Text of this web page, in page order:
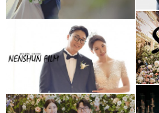
청주 더빈웨딩컨벤션
가드니아홀(대표촬영)